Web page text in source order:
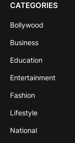
CATEGORIES
Bollywood
Business
Education
Entertainment
Fashion
Lifestyle
National